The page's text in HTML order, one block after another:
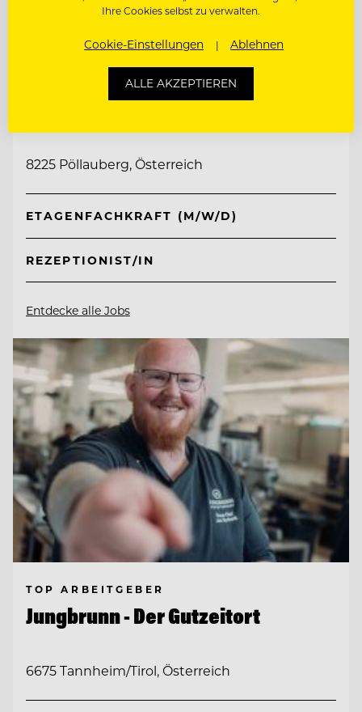
TOP ARBEITGEBER
Retter Bio-Natur-Resort
8225 Pöllauberg, Österreich
ETAGENFACHKRAFT (M/W/D)
REZEPTIONIST/IN
Entdecke alle Jobs
TOP ARBEITGEBER
Jungbrunn - Der Gutzeitort
6675 Tannheim/Tirol, Österreich
Ihre Cookies selbst zu verwalten.
Cookie-Einstellungen Ablehnen
ALLE AKZEPTIEREN